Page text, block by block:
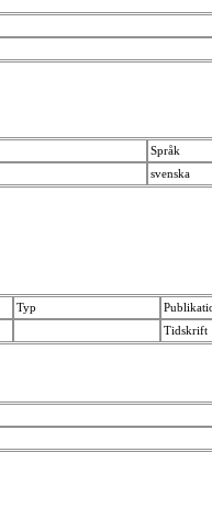
Språk
svenska
Typ
Tidskrift